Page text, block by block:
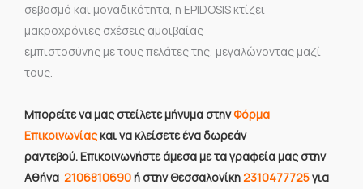
σεβασμό και μοναδικότητα, η EPIDOSIS κτίζει
μακροχρόνιες σχέσεις αμοιβαίας
εμπιστοσύνης με τους πελάτες της, μεγαλώνοντας μαζί
τους.
Mπορείτε να μας στείλετε μήνυμα στηνΦόρμα
Επικοινωνίαςκαι να κλείσετε ένα δωρεάν
ραντεβού. Επικοινωνήστε άμεσα με τα γραφεία μας στην
Αθήνα 2106810690ή στην Θεσσαλονίκη 2310477725για